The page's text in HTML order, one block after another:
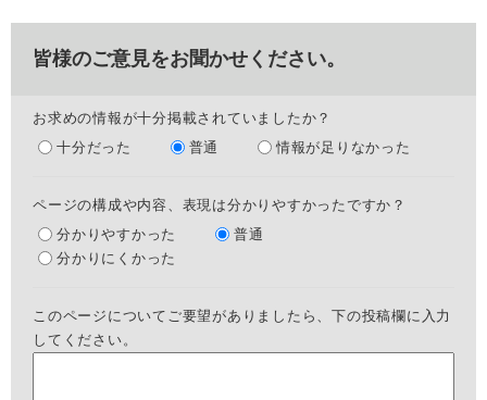
皆様のご意見をお聞かせください。
お求めの情報が十分掲載されていましたか？
十分だった
普通 情報が足りなかった
ページの構成や内容、表現は分かりやすかったですか？
分かりやすかった
普通
分かりにくかった
このページについてご要望がありましたら、下の投稿欄に入力
してください。